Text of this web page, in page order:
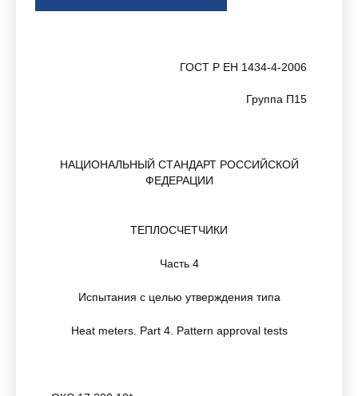
ГОСТ Р EH 1434-4-2006
Группа П15
НАЦИОНАЛЬНЫЙ СТАНДАРТ РОССИЙСКОЙ
ФЕДЕРАЦИИ
ТЕПЛОСЧЕТЧИКИ
Часть 4
Испытания с целью утверждения типа
Heat meters. Part 4. Pattern approval tests